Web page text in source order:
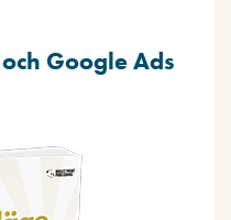
Google Ads